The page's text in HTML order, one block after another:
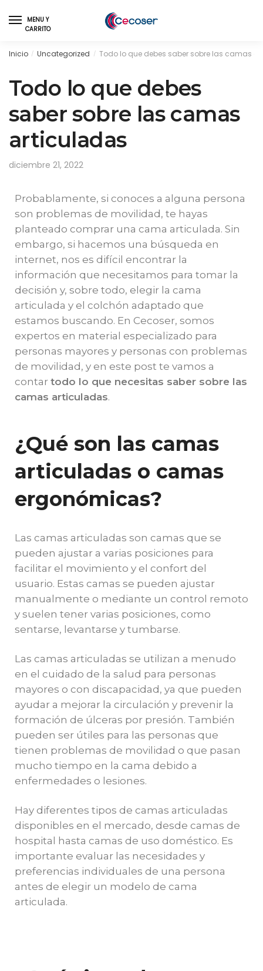
MENU Y
CARRITO
Inicio / Uncategorized / Todo lo que debes saber sobre las camas
Todo lo que debes
saber sobre las camas
articuladas
diciembre 21, 2022
Probablamente, si conoces a alguna persona
son problemas de movilidad, te hayas
planteado comprar una cama articulada. Sin
embargo, si hacemos una búsqueda en
internet, nos es difícil encontrar la
información que necesitamos para tomar la
decisión y, sobre todo, elegir la cama
articulada y el colchón adaptado que
estamos buscando. En Cecoser, somos
expertos en material especializado para
personas mayores y personas con problemas
de movilidad, y en este post te vamos a
contar todo lo que necesitas saber sobre las
camas articuladas.
¿Qué son las camas
articuladas o camas
ergonómicas?
Las camas articuladas son camas que se
pueden ajustar a varias posiciones para
facilitar el movimiento y el confort del
usuario. Estas camas se pueden ajustar
manualmente o mediante un control remoto
y suelen tener varias posiciones, como
sentarse, levantarse y tumbarse.
Las camas articuladas se utilizan a menudo
en el cuidado de la salud para personas
mayores o con discapacidad, ya que pueden
ayudar a mejorar la circulación y prevenir la
formación de úlceras por presión. También
pueden ser útiles para las personas que
tienen problemas de movilidad o que pasan
mucho tiempo en la cama debido a
enfermedades o lesiones.
Hay diferentes tipos de camas articuladas
disponibles en el mercado, desde camas de
hospital hasta camas de uso doméstico. Es
importante evaluar las necesidades y
preferencias individuales de una persona
antes de elegir un modelo de cama
articulada.